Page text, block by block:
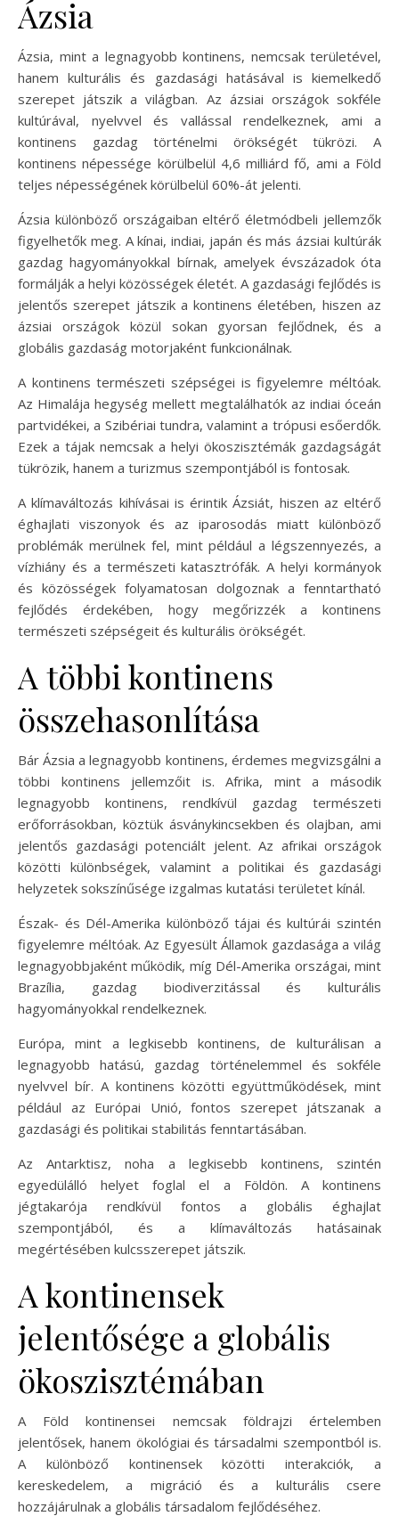
Ázsia
Ázsia, mint a legnagyobb kontinens, nemcsak területével,
hanem kulturális és gazdasági hatásával is kiemelkedő
szerepet játszik a világban. Az ázsiai országok sokféle
kultúrával, nyelvvel és vallással rendelkeznek, ami a
kontinens gazdag történelmi örökségét tükrözi. A
kontinens népessége körülbelül 4,6 milliárd fő, ami a Föld
teljes népességének körülbelül 60%-át jelenti.
Ázsia különböző országaiban eltérő életmódbeli jellemzők
figyelhetők meg. A kínai, indiai, japán és más ázsiai kultúrák
gazdag hagyományokkal bírnak, amelyek évszázadok óta
formálják a helyi közösségek életét. A gazdasági fejlődés is
jelentős szerepet játszik a kontinens életében, hiszen az
ázsiai országok közül sokan gyorsan fejlődnek, és a
globális gazdaság motorjaként funkcionálnak.
A kontinens természeti szépségei is figyelemre méltóak.
Az Himalája hegység mellett megtalálhatók az indiai óceán
partvidékei, a Szibériai tundra, valamint a trópusi esőerdők.
Ezek a tájak nemcsak a helyi ökoszisztémák gazdagságát
tükrözik, hanem a turizmus szempontjából is fontosak.
A klímaváltozás kihívásai is érintik Ázsiát, hiszen az eltérő
éghajlati viszonyok és az iparosodás miatt különböző
problémák merülnek fel, mint például a légszennyezés, a
vízhiány és a természeti katasztrófák. A helyi kormányok
és közösségek folyamatosan dolgoznak a fenntartható
fejlődés érdekében, hogy megőrizzék a kontinens
természeti szépségeit és kulturális örökségét.
A többi kontinens
összehasonlítása
Bár Ázsia a legnagyobb kontinens, érdemes megvizsgálni a
többi kontinens jellemzőit is. Afrika, mint a második
legnagyobb kontinens, rendkívül gazdag természeti
erőforrásokban, köztük ásványkincsekben és olajban, ami
jelentős gazdasági potenciált jelent. Az afrikai országok
közötti különbségek, valamint a politikai és gazdasági
helyzetek sokszínűsége izgalmas kutatási területet kínál.
Észak- és Dél-Amerika különböző tájai és kultúrái szintén
figyelemre méltóak. Az Egyesült Államok gazdasága a világ
legnagyobbjaként működik, míg Dél-Amerika országai, mint
Brazília, gazdag biodiverzitással és kulturális
hagyományokkal rendelkeznek.
Európa, mint a legkisebb kontinens, de kulturálisan a
legnagyobb hatású, gazdag történelemmel és sokféle
nyelvvel bír. A kontinens közötti együttműködések, mint
például az Európai Unió, fontos szerepet játszanak a
gazdasági és politikai stabilitás fenntartásában.
Az Antarktisz, noha a legkisebb kontinens, szintén
egyedülálló helyet foglal el a Földön. A kontinens
jégtakarója rendkívül fontos a globális éghajlat
szempontjából, és a klímaváltozás hatásainak
megértésében kulcsszerepet játszik.
A kontinensek
jelentősége a globális
ökoszisztémában
A Föld kontinensei nemcsak földrajzi értelemben
jelentősek, hanem ökológiai és társadalmi szempontból is.
A különböző kontinensek közötti interakciók, a
kereskedelem, a migráció és a kulturális csere
hozzájárulnak a globális társadalom fejlődéséhez.